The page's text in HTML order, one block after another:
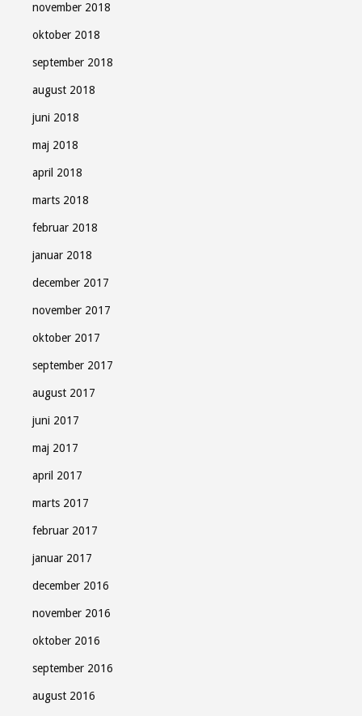
november 2018
oktober 2018
september 2018
august 2018
juni 2018
maj 2018
april 2018
marts 2018
februar 2018
januar 2018
december 2017
november 2017
oktober 2017
september 2017
august 2017
juni 2017
maj 2017
april 2017
marts 2017
februar 2017
januar 2017
december 2016
november 2016
oktober 2016
september 2016
august 2016